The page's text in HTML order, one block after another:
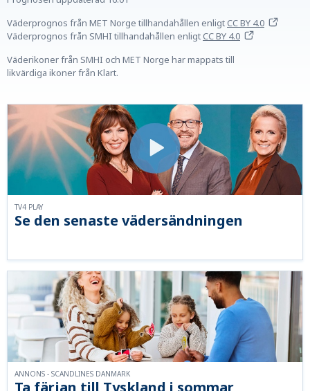
Väderprognos från MET Norge tillhandahållen enligtCC BY 4.0
Väderprognos från SMHI tillhandahållen enligtCC BY 4.0
Väderikoner från SMHI och MET Norge har mappats till
likvärdiga ikoner från Klart.
Se den senaste vädersändningen
TV4 PLAY
ANNONS - SCANDLINES DANMARK